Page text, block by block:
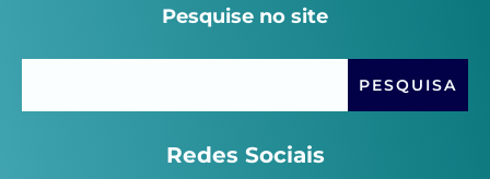
Pesquise no site
Redes Sociais